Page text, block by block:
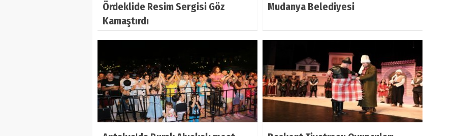
Ördeklide Resim Sergisi Göz
Kamaştırdı
Mudanya Belediyesi